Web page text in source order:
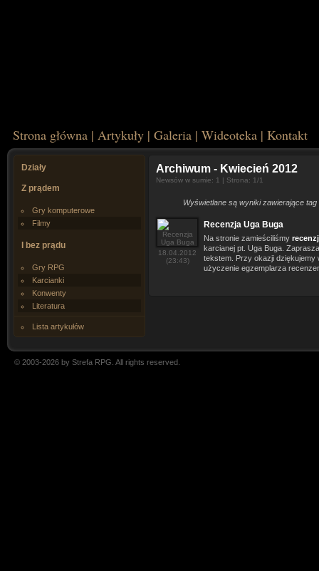
Strona główna | Artykuły | Galeria | Wideoteka | Kontakt
Działy
Z prądem
Gry komputerowe
Filmy
I bez prądu
Gry RPG
Karcianki
Konwenty
Literatura
Lista artykułów
Archiwum - Kwiecień 2012
Newsów w sumie: 1 | Strona: 1/1
Wyświetlane są wyniki zawierające
18.04.2012
(23:43)
Recenzja Uga Buga
Na stronie zamieściliśmy
karcianej pt. Uga Buga.
tekstem. Przy okazji dziękujemy
użyczenie egzemplarza
© 2003-2026 by Strefa RPG. All rights reserved.